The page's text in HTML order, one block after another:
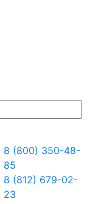
8 (800) 350-48-
85
8 (812) 679-02-
23